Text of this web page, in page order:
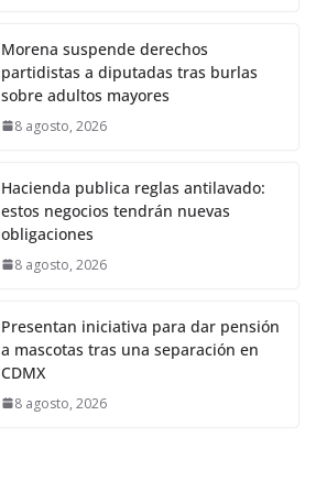
Morena suspende derechos
partidistas a diputadas tras burlas
sobre adultos mayores
8 agosto, 2026
Hacienda publica reglas antilavado:
estos negocios tendrán nuevas
obligaciones
8 agosto, 2026
Presentan iniciativa para dar pensión
a mascotas tras una separación en
CDMX
8 agosto, 2026